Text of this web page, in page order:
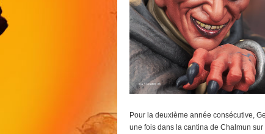
Pour la deuxième année consécutive,
une fois dans la cantina de Chalmun